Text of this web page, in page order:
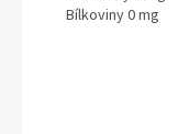
Bílkoviny 0 mg